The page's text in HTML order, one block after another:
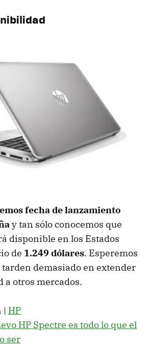
fecha de lanzamiento
y tan sólo conocemos que
disponible en los Estados
de 1.249 dólares. Esperemos
tarden demasiado en extender
otros mercados.
| HP
HP Spectre es todo lo que el
ser